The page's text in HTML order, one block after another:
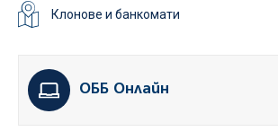
Клонове и банкомати
ОББ Онлайн